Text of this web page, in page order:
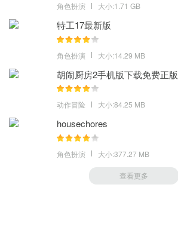
角色扮演 大小:1.71 GB
特工17最新版
角色扮演 大小:14.29 MB
胡闹厨房2手机版下载免费正版
动作冒险 大小:84.25 MB
housechores
角色扮演 大小:377.27 MB
查看更多